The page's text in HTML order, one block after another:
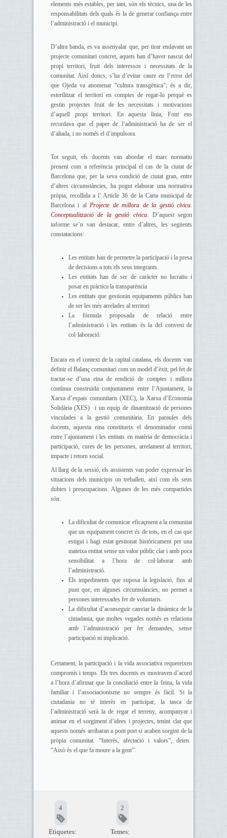
elements més estables, per tant, són els tècnics, una de les
responsabilitats dels quals és la de generar confiança entre
l’administració i el municipi.
D’altra banda, es va assenyalar que, per tirar endavant un
projecte comunitari concret, aquets han d’haver nascut del
propi territori, fruit dels interessos i necessitats de la
comunitat. Així doncs, s’ha d’evitar caure en l’error del
que Ojeda va anomenar “cultura transgènica”; és a dir,
esterilitzar el territori en comptes de regar-lo perquè es
gestin projectes fruit de les necessitats i motivacions
d’aquell propi territori. En aquesta línia, Font ens
recordava que el paper de l’administració ha de ser el
d’aliada, i no només el d’impulsora.
Tot seguit, els docents van abordar el marc normatiu
prenent com a referència principal el cas de la ciutat de
Barcelona que, per la seva condició de ciutat gran, entre
d’altres circumstàncies, ha pogut elaborar una normativa
pròpia, recollida a l’ Article 36 de la Carta municipal de
Barcelona i al Projecte de millora de la gestió cívica.
Conceptualització de la gestió cívica . D’aquest segon
informe se’n van destacar, entre d’altres, les següents
constatacions:
Les entitats han de permetre la participació i la presa
de decisions a tots els seus integrants.
Les entitats han de ser de caràcter no lucratiu i
posar en pràctica la transparència
Les entitats que gestionin equipaments públics han
de ser les més arrelades al territori
La fórmula proposada de relació entre
l’administració i les entitats és la del conveni de
col·laboració.
Encara en el context de la capital catalana, els docents van
definir el Balanç comunitari com un model d’èxit, pel fet de
tractar-se d’una eina de rendició de comptes i millora
contínua construïda conjuntament entre l’Ajuntament, la
Xarxa d’espais comunitaris (XEC), la Xarxa d’Economia
Solidària (XES) i un equip de dinamització de persones
vinculades a la gestió comunitària. En paraules dels
docents, aquesta eina constitueix el denominador comú
entre l’ajuntament i les entitats en matèria de democràcia i
participació, cures de les persones, arrelament al territori,
impacte i retorn social.
Al llarg de la sessió, els assistents van poder expressar les
situacions dels municipis on treballen, així com els seus
dubtes i preocupacions. Algunes de les més compartides
són:
La dificultat de comunicar eficaçment a la comunitat
que un equipament concret és de tots, en el cas que
estigui i hagi estat gestionat històricament per una
mateixa entitat sense un valor públic clar i amb poca
sensibilitat a l’hora de col·laborar amb
l’administració.
Els impediments que suposa la legislació, fins al
punt que, en algunes circumstàncies, no permet a
persones interessades fer de voluntaris.
La dificultat d’aconseguir canviar la dinàmica de la
ciutadania, que moltes vegades només es relaciona
amb l’administració per fer demandes, sense
participació ni implicació.
Certament, la participació i la vida associativa requereixen
compromís i temps. Els tres docents es mostraven d’acord
a l’hora d’afirmar que la conciliació entre la feina, la vida
familiar i l’associacionisme no sempre és fàcil. Si la
ciutadania no té interès en participar, la tasca de
l’administració serà la de regar el terreny, acompanyar i
animar en el sorgiment d’idees i projectes, tenint clar que
aquests només arribaran a pont port si acaben sorgint de la
pròpia comunitat. “Interès, afectació i valors”, deien.
“Això és el que fa moure a la gent”.
4
Etiquetes:
2
Temes: